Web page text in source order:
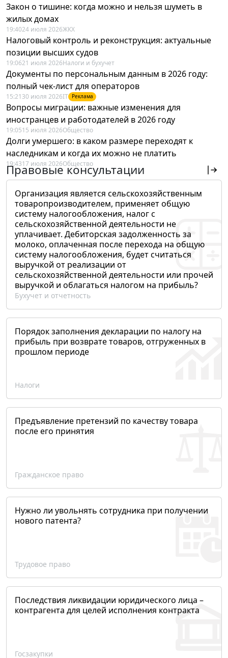
Закон о тишине: когда можно и нельзя шуметь в
жилых домах
19:4024 июля 2026ЖКХ
Налоговый контроль и реконструкция: актуальные
позиции высших судов
19:0621 июля 2026Налоги и бухучет
Документы по персональным данным в 2026 году:
полный чек-лист для операторов
15:21 30 июля 2026IT Реклама
Вопросы миграции: важные изменения для
иностранцев и работодателей в 2026 году
19:0515 июля 2026Общество
Долги умершего: в каком размере переходят к
наследникам и когда их можно не платить
19:4317 июля 2026Общество
Правовые консультации
Организация является сельскохозяйственным
товаропроизводителем, применяет общую
систему налогообложения, налог с
сельскохозяйственной деятельности не
уплачивает. Дебиторская задолженность за
молоко, оплаченная после перехода на общую
систему налогообложения, будет считаться
выручкой от реализации от
сельскохозяйственной деятельности или прочей
выручкой и облагаться налогом на прибыль?
Бухучет и отчетность
Порядок заполнения декларации по налогу на
прибыль при возврате товаров, отгруженных в
прошлом периоде
Налоги
Предъявление претензий по качеству товара
после его принятия
Гражданское право
Нужно ли увольнять сотрудника при получении
нового патента?
Трудовое право
Последствия ликвидации юридического лица –
контрагента для целей исполнения контракта
Госзакупки